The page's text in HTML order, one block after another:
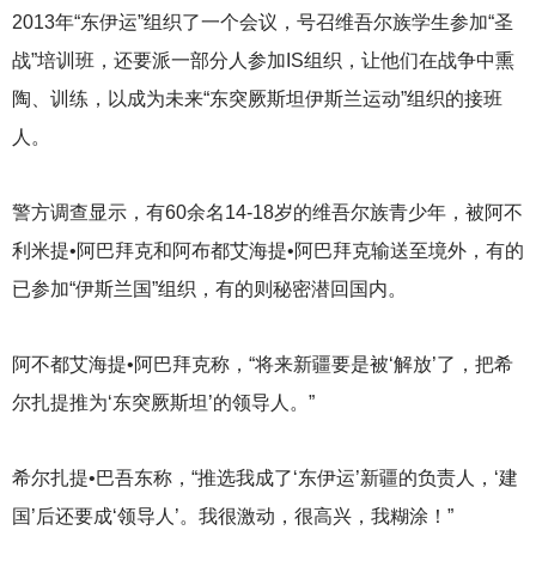
2013年“东伊运”组织了一个会议，号召维吾尔族学生参加“圣
战”培训班，还要派一部分人参加IS组织，让他们在战争中熏
陶、训练，以成为未来“东突厥斯坦伊斯兰运动”组织的接班
人。
警方调查显示，有60余名14-18岁的维吾尔族青少年，被阿不
利米提•阿巴拜克和阿布都艾海提•阿巴拜克输送至境外，有的
已参加“伊斯兰国”组织，有的则秘密潜回国内。
阿不都艾海提•阿巴拜克称，“将来新疆要是被‘解放’了，把希
尔扎提推为‘东突厥斯坦’的领导人。”
希尔扎提•巴吾东称，“推选我成了‘东伊运’新疆的负责人，‘建
国’后还要成‘领导人’。我很激动，很高兴，我糊涂！”